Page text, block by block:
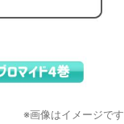
※画像はイメージです